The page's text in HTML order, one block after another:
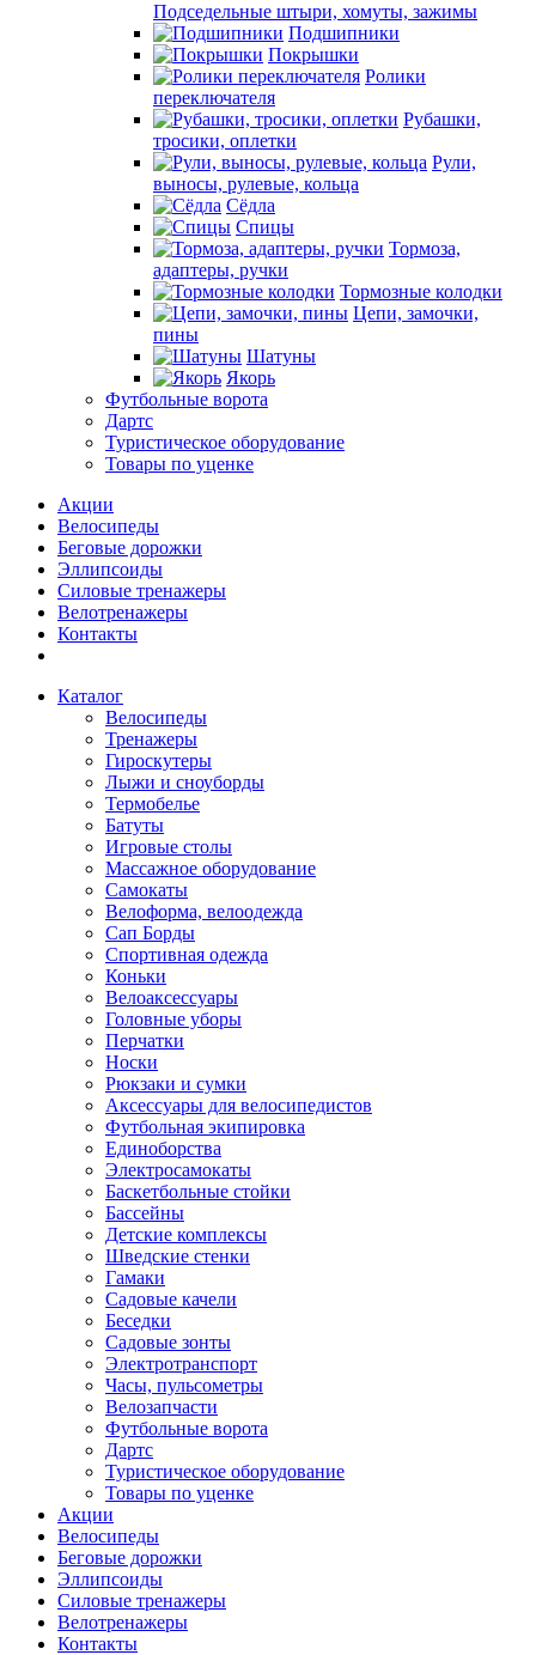
Подседельные штыри, хомуты, зажимы
Подшипники
Покрышки
Ролики
переключателя
Рубашки,
тросики, оплетки
Рули,
выносы, рулевые, кольца
Сёдла
Спицы
Тормоза,
адаптеры, ручки
Тормозные колодки
Цепи, замочки,
пины
Шатуны
Якорь
Футбольные ворота
Дартс
Туристическое оборудование
Товары по уценке
Акции
Велосипеды
Беговые дорожки
Эллипсоиды
Силовые тренажеры
Велотренажеры
Контакты
Каталог
Велосипеды
Тренажеры
Гироскутеры
Лыжи и сноуборды
Термобелье
Батуты
Игровые столы
Массажное оборудование
Самокаты
Велоформа, велоодежда
Сап Борды
Спортивная одежда
Коньки
Велоаксессуары
Головные уборы
Перчатки
Носки
Рюкзаки и сумки
Аксессуары для велосипедистов
Футбольная экипировка
Единоборства
Электросамокаты
Баскетбольные стойки
Бассейны
Детские комплексы
Шведские стенки
Гамаки
Садовые качели
Беседки
Садовые зонты
Электротранспорт
Часы, пульсометры
Велозапчасти
Футбольные ворота
Дартс
Туристическое оборудование
Товары по уценке
Акции
Велосипеды
Беговые дорожки
Эллипсоиды
Силовые тренажеры
Велотренажеры
Контакты